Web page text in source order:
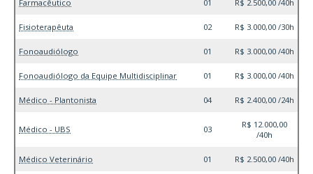
Farmacêutico 01 R$ 2.500,00 /40h
Fisioterapêuta 02 R$ 3.000,00 /30h
Fonoaudiólogo 01 R$ 3.000,00 /40h
Fonoaudiólogo da Equipe Multidisciplinar 01 R$ 3.000,00 /40h
Médico - Plantonista 04 R$ 2.400,00 /24h
Médico - UBS 03
R$ 12.000,00
/40h
Médico Veterinário 01 R$ 2.500,00 /40h